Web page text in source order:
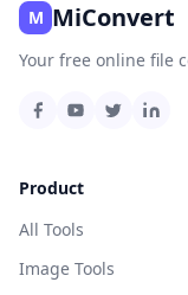
M MiConvert
Your free online file
Product
All Tools
Image Tools